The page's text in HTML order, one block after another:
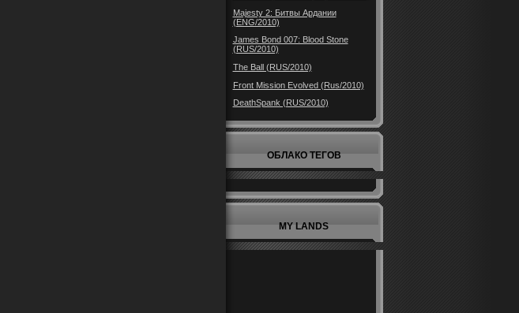
Majesty 2: Битвы Ардании
(ENG/2010)
James Bond 007: Blood Stone
(RUS/2010)
The Ball (RUS/2010)
Front Mission Evolved (Rus/2010)
DeathSpank (RUS/2010)
ОБЛАКО ТЕГОВ
MY LANDS